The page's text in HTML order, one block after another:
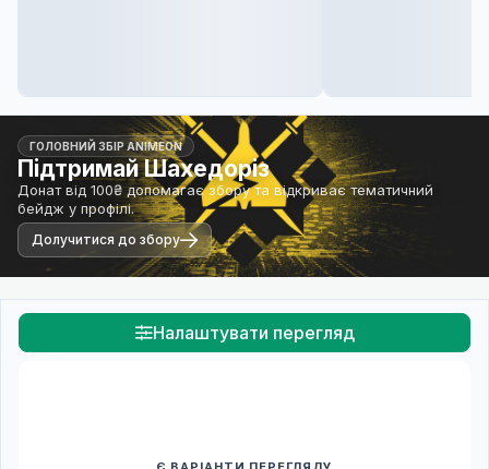
ГОЛОВНИЙ ЗБІР ANIMEON
Підтримай Шахедоріз
Донат від 100₴ допомагає збору та відкриває тематичний
бейдж у профілі.
Долучитися до збору
Налаштувати перегляд